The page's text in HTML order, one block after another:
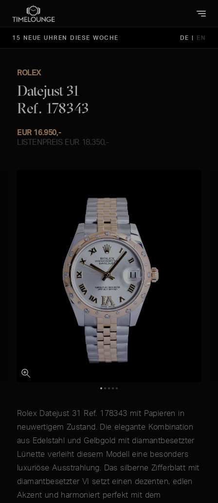
15 NEUE UHREN DIESE WOCHE DE | EN
ROLEX
Datejust 31
Ref. 178343
EUR 16.950,-
LISTENPREIS EUR 18.350,-
Rolex Datejust 31 Ref. 178343 mit Papieren in
neuwertigem Zustand. Die elegante Kombination
aus Edelstahl und Gelbgold mit diamantbesetzter
Lünette verleiht diesem Modell eine besonders
luxuriöse Ausstrahlung. Das silberne Zifferblatt mit
diamantbesetzter VI setzt einen dezenten, edlen
Akzent und harmoniert perfekt mit dem